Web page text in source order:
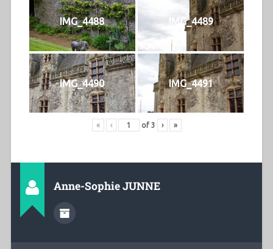
IMG_4488 IMG_4489
IMG_4490 IMG_4491
« ‹ of 3 › »
Anne-Sophie JUNNE